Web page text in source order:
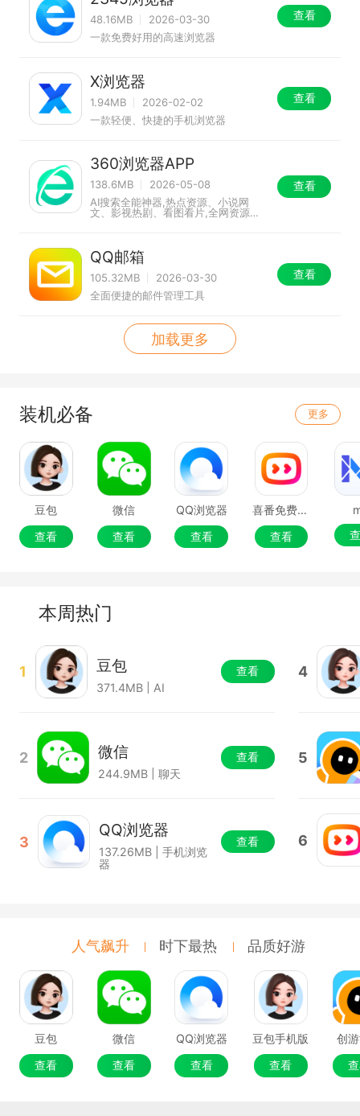
48.16MB
2026-03-30
一款免费好用的高速浏览器
查看
X浏览器
1.94MB
2026-02-02
一款轻便、快捷的手机浏览器
查看
360浏览器APP
138.6MB
2026-05-08
AI搜索全能神器,热点资源、小说网
文、影视热剧、看图看片,全网资源精
查看
QQ邮箱
105.32MB
2026-03-30
全面便捷的邮件管理工具
查看
加载更多
装机必备 更多
豆包
查看
微信
查看
QQ浏览器
查看
喜番免费短剧
查看
本周热门
1 豆包
371.4MB | AI
查看
2 微信
244.9MB | 聊天
查看
3
QQ浏览器
137.26MB | 手机浏览
器
查看
4
5
6
人气飙升 时下最热 品质好游
豆包
查看
微信
查看
QQ浏览器
查看
豆包手机版
查看
创